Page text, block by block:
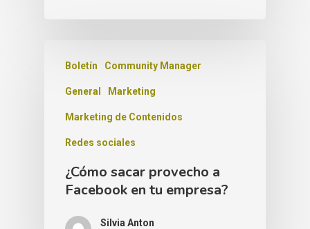
Boletín Community Manager
General Marketing
Marketing de Contenidos
Redes sociales
¿Cómo sacar provecho a
Facebook en tu empresa?
Silvia Anton